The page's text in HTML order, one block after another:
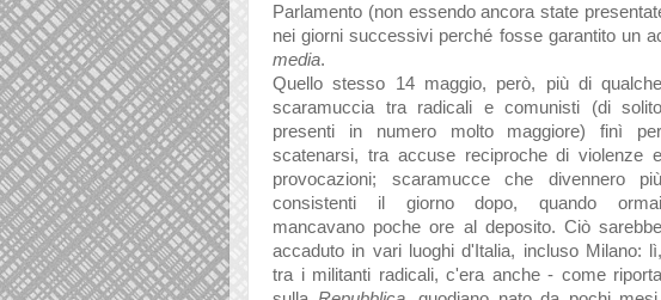
Parlamento (non essendo ancora state
nei giorni successivi perché fosse garantito un
media.
Quello stesso 14 maggio, però, più di qualche
scaramuccia tra radicali e comunisti (di solito
presenti in numero molto maggiore) finì per
scatenarsi, tra accuse reciproche di violenze e
provocazioni; scaramucce che divennero più
consistenti il giorno dopo, quando ormai
mancavano poche ore al deposito. Ciò sarebbe
accaduto in vari luoghi d'Italia, incluso Milano: lì,
tra i militanti radicali, c'era anche - come riporta